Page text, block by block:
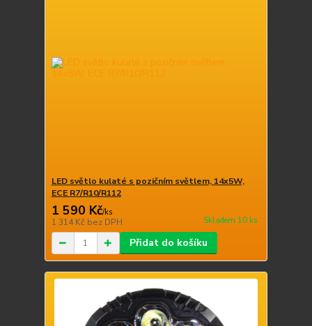
LED světlo kulaté s pozičním světlem, 14x5W,
ECE R7/R10/R112
1 590 Kč/ks
1 314 Kč bez DPH Skladem 10 ks
Přidat do košíku